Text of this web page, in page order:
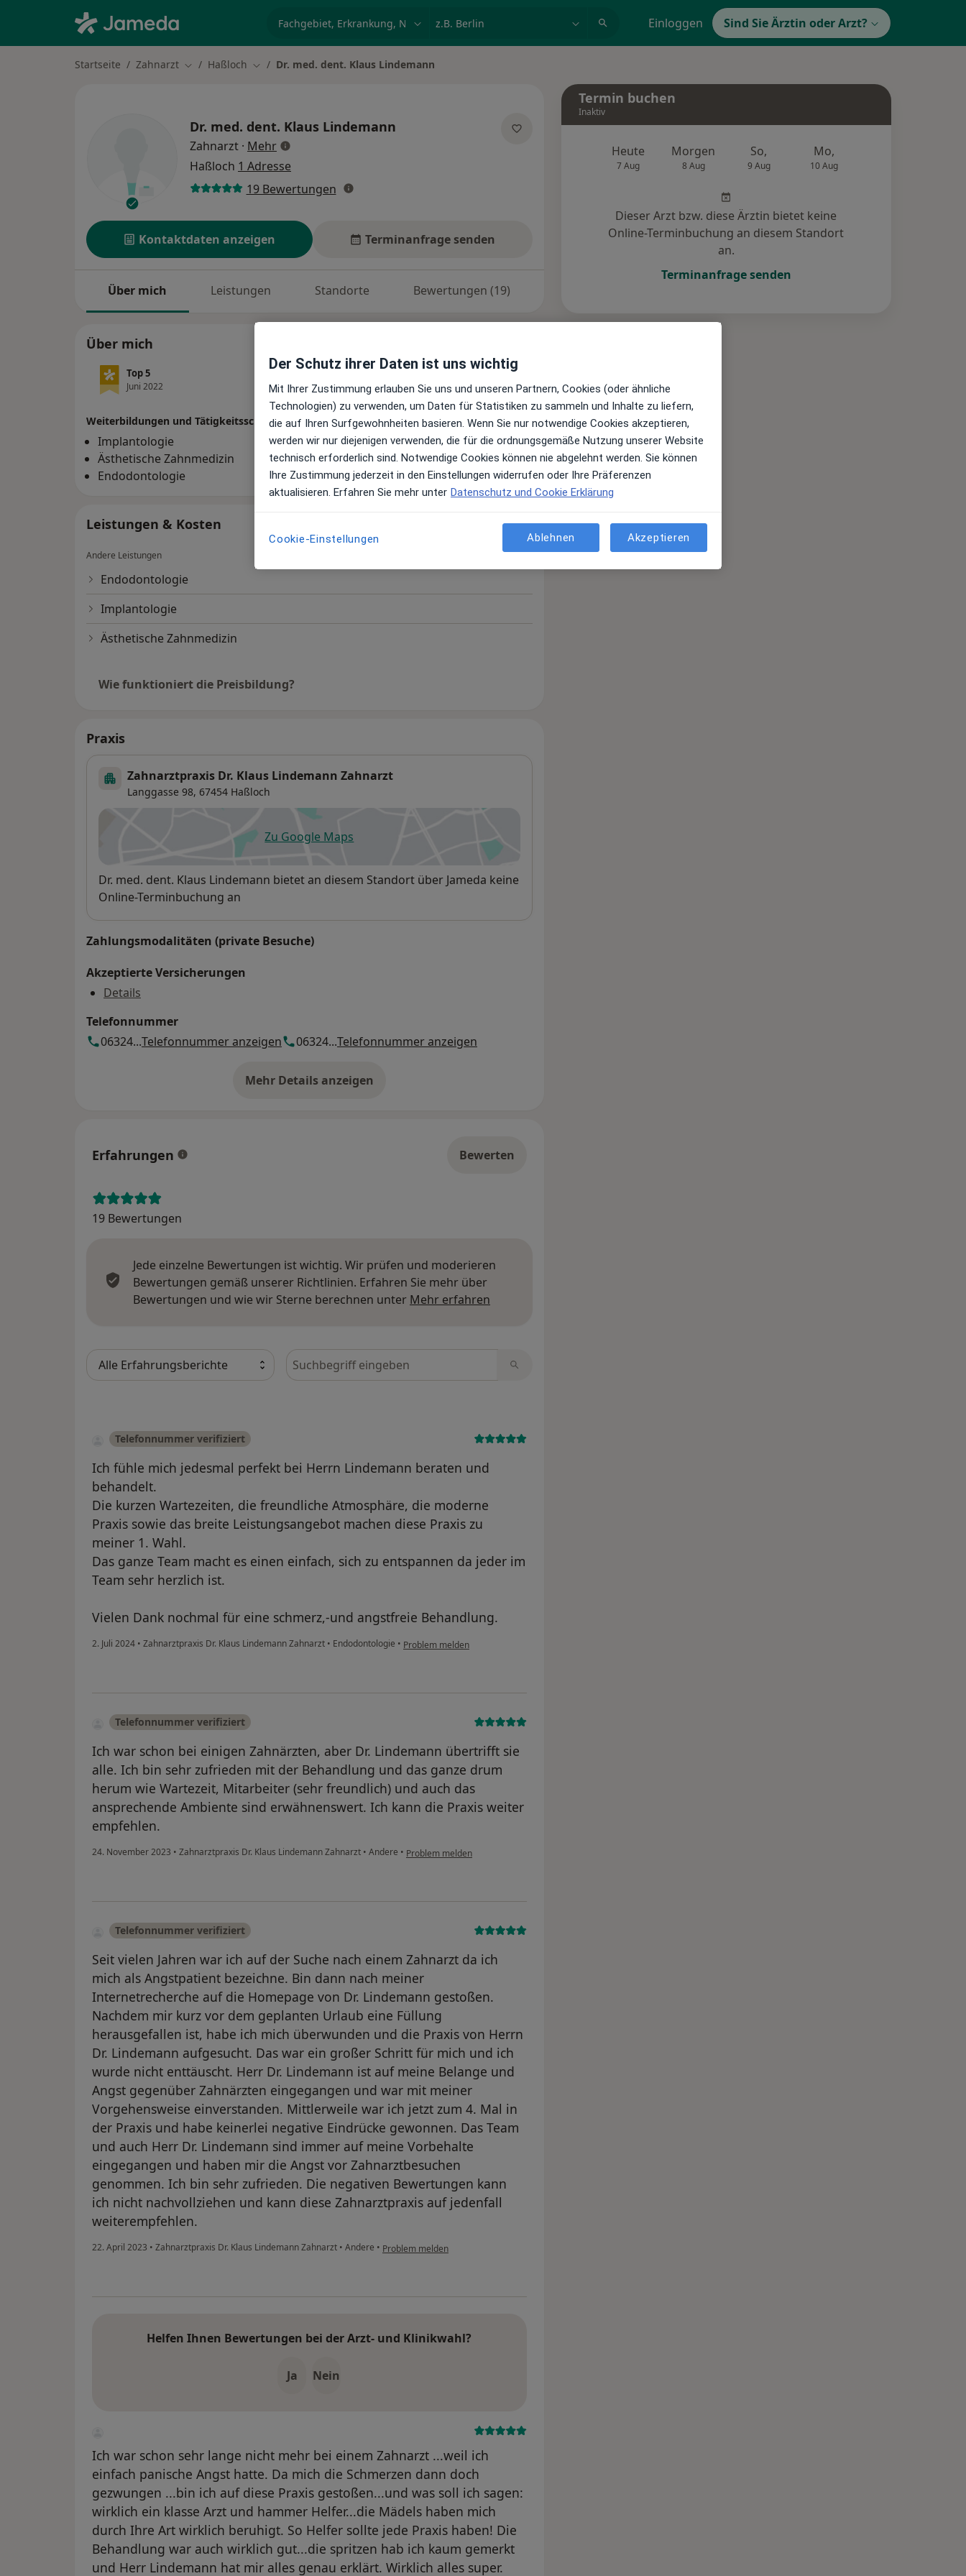
Einloggen Sind Sie Ärztin oder Arzt?
Startseite Zahnarzt Stadt ändern
Haßloch Stadt ändern
Dr. med. dent. Klaus Lindemann
Dr. med. dent. Klaus Lindemann
Zahnarzt · Mehrüber Spezialisierungen
Haßloch 1 Adresse
19 Bewertungen
Kontaktdaten anzeigen Terminanfrage senden
Über mich Leistungen Standorte Bewertungen (19)
Über mich
Top 5
Juni 2022
Top 10
Juni 2022
Weiterbildungen und Tätigkeitsschwerpunkte
Implantologie
Ästhetische Zahnmedizin
Endodontologie
Leistungen & Kosten
Andere Leistungen
Endodontologie
Implantologie
Ästhetische Zahnmedizin
Wie funktioniert die Preisbildung?
Praxis
Zahnarztpraxis Dr. Klaus Lindemann Zahnarzt
Langgasse 98, 67454 Haßloch
Zu Google Mapsöffnet in einer neuen Registerkarte
Verfügbarkeit
Dr. med. dent. Klaus Lindemann bietet an diesem Standort über Jameda keine
Online-Terminbuchung an
Zahlungsmodalitäten (private Besuche)
Akzeptierte Versicherungen
Details
Telefonnummer
06324...Telefonnummer anzeigen 06324...Telefonnummer anzeigen
Mehr Details anzeigen
über die Adresse
Erfahrungen Bewerten
19 Bewertungen
Jede einzelne Bewertungen ist wichtig. Wir prüfen und moderieren
Bewertungen gemäß unserer Richtlinien. Erfahren Sie mehr über
Bewertungen und wie wir Sterne berechnen unter Mehr erfahren
Bewertungen durchsuchen
Telefonnummer verifiziert
Ich fühle mich jedesmal perfekt bei Herrn Lindemann beraten und
behandelt.
Die kurzen Wartezeiten, die freundliche Atmosphäre, die moderne
Praxis sowie das breite Leistungsangebot machen diese Praxis zu
meiner 1. Wahl.
Das ganze Team macht es einen einfach, sich zu entspannen da jeder im
Team sehr herzlich ist.
Vielen Dank nochmal für eine schmerz,-und angstfreie Behandlung.
2. Juli 2024 • Zahnarztpraxis Dr. Klaus Lindemann Zahnarzt • Endodontologie • Problem melden
Telefonnummer verifiziert
Ich war schon bei einigen Zahnärzten, aber Dr. Lindemann übertrifft sie
alle. Ich bin sehr zufrieden mit der Behandlung und das ganze drum
herum wie Wartezeit, Mitarbeiter (sehr freundlich) und auch das
ansprechende Ambiente sind erwähnenswert. Ich kann die Praxis weiter
empfehlen.
24. November 2023 • Zahnarztpraxis Dr. Klaus Lindemann Zahnarzt • Andere • Problem melden
Telefonnummer verifiziert
Seit vielen Jahren war ich auf der Suche nach einem Zahnarzt da ich
mich als Angstpatient bezeichne. Bin dann nach meiner
Internetrecherche auf die Homepage von Dr. Lindemann gestoßen.
Nachdem mir kurz vor dem geplanten Urlaub eine Füllung
herausgefallen ist, habe ich mich überwunden und die Praxis von Herrn
Dr. Lindemann aufgesucht. Das war ein großer Schritt für mich und ich
wurde nicht enttäuscht. Herr Dr. Lindemann ist auf meine Belange und
Angst gegenüber Zahnärzten eingegangen und war mit meiner
Vorgehensweise einverstanden. Mittlerweile war ich jetzt zum 4. Mal in
der Praxis und habe keinerlei negative Eindrücke gewonnen. Das Team
und auch Herr Dr. Lindemann sind immer auf meine Vorbehalte
eingegangen und haben mir die Angst vor Zahnarztbesuchen
genommen. Ich bin sehr zufrieden. Die negativen Bewertungen kann
ich nicht nachvollziehen und kann diese Zahnarztpraxis auf jedenfall
weiterempfehlen.
22. April 2023 • Zahnarztpraxis Dr. Klaus Lindemann Zahnarzt • Andere • Problem melden
Helfen Ihnen Bewertungen bei der Arzt- und Klinikwahl?
Ja Nein
Ich war schon sehr lange nicht mehr bei einem Zahnarzt ...weil ich
einfach panische Angst hatte. Da mich die Schmerzen dann doch
gezwungen ...bin ich auf diese Praxis gestoßen...und was soll ich sagen:
wirklich ein klasse Arzt und hammer Helfer...die Mädels haben mich
durch Ihre Art wirklich beruhigt. So Helfer sollte jede Praxis haben! Die
Behandlung war auch wirklich gut...die spritzen hab ich kaum gemerkt
und Herr Lindemann hat mir alles genau erklärt. Wirklich alles super.
Termin buchen
Inaktiv
Heute
7 Aug
Morgen
8 Aug
So,
9 Aug
Mo,
10 Aug
Dieser Arzt bzw. diese Ärztin bietet keine
Online-Terminbuchung an diesem Standort
an.
Terminanfrage senden
Der Schutz ihrer Daten ist uns wichtig
Mit Ihrer Zustimmung erlauben Sie uns und unseren Partnern, Cookies (oder ähnliche
Technologien) zu verwenden, um Daten für Statistiken zu sammeln und Inhalte zu liefern,
die auf Ihren Surfgewohnheiten basieren. Wenn Sie nur notwendige Cookies akzeptieren,
werden wir nur diejenigen verwenden, die für die ordnungsgemäße Nutzung unserer Website
technisch erforderlich sind. Notwendige Cookies können nie abgelehnt werden. Sie können
Ihre Zustimmung jederzeit in den Einstellungen widerrufen oder Ihre Präferenzen
aktualisieren. Erfahren Sie mehr unter Datenschutz und Cookie Erklärung
Cookie-Einstellungen Ablehnen Akzeptieren